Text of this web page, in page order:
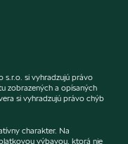
s.r.o. si vyhradzujú právo
zobrazených a opísaných
si vyhradzujú právo chýb
charakter. Na
výbavou, ktorá nie